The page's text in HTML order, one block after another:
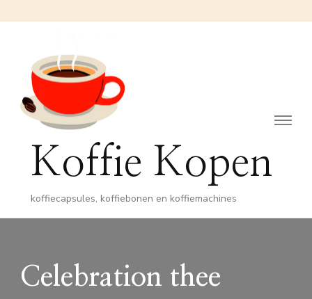
Koffie Kopen
koffiecapsules, koffiebonen en koffiemachines
Celebration thee